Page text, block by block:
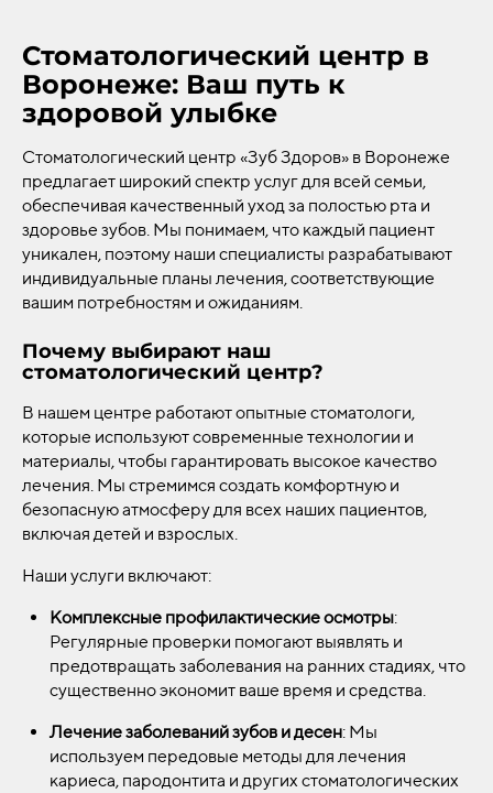
Стоматологический центр в
Воронеже: Ваш путь к
здоровой улыбке
Стоматологический центр «Зуб Здоров» в Воронеже
предлагает широкий спектр услуг для всей семьи,
обеспечивая качественный уход за полостью рта и
здоровье зубов. Мы понимаем, что каждый пациент
уникален, поэтому наши специалисты разрабатывают
индивидуальные планы лечения, соответствующие
вашим потребностям и ожиданиям.
Почему выбирают наш
стоматологический центр?
В нашем центре работают опытные стоматологи,
которые используют современные технологии и
материалы, чтобы гарантировать высокое качество
лечения. Мы стремимся создать комфортную и
безопасную атмосферу для всех наших пациентов,
включая детей и взрослых.
Наши услуги включают:
Комплексные профилактические осмотры:
Регулярные проверки помогают выявлять и
предотвращать заболевания на ранних стадиях, что
существенно экономит ваше время и средства.
Лечение заболеваний зубов и десен: Мы
используем передовые методы для лечения
кариеса, пародонтита и других стоматологических